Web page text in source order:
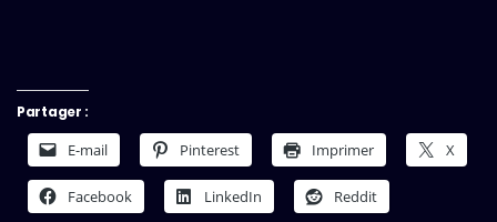
Partager :
E-mail Pinterest Imprimer X
Facebook LinkedIn Reddit